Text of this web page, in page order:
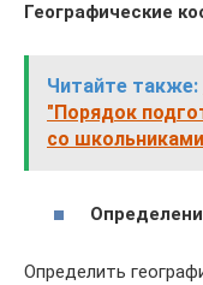
Географические
Читайте также:
"Порядок
со
Определить